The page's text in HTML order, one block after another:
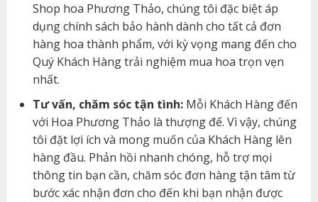
Shop hoa Phương Thảo, chúng tôi đặc biệt áp
dụng chính sách bảo hành dành cho tất cả đơn
hàng hoa thành phẩm, với kỳ vọng mang đến cho
Quý Khách Hàng trải nghiệm mua hoa trọn vẹn
nhất.
Tư vấn, chăm sóc tận tình:Mỗi Khách Hàng đến
với Hoa Phương Thảo là thượng đế. Vì vậy, chúng
tôi đặt lợi ích và mong muốn của Khách Hàng lên
hàng đầu. Phản hồi nhanh chóng, hỗ trợ mọi
thông tin bạn cần, chăm sóc đơn hàng tận tâm từ
bước xác nhận đơn cho đến khi bạn nhận được